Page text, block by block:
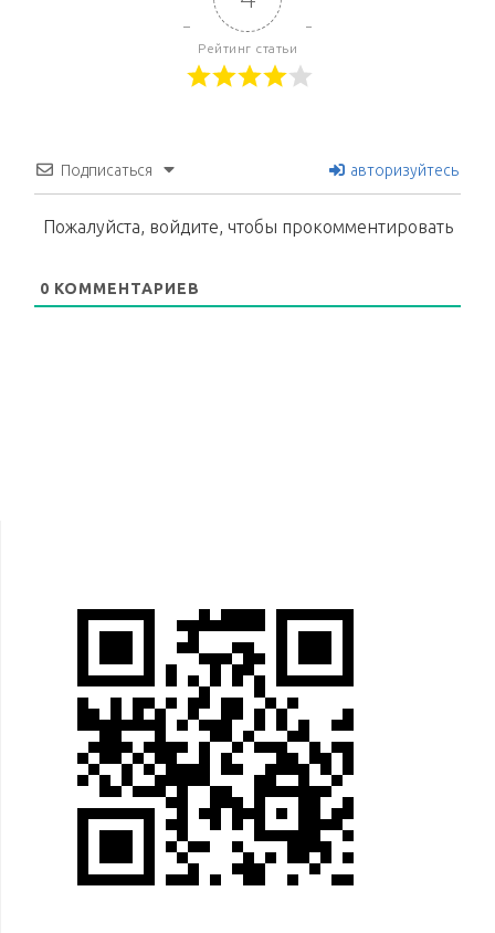
Рейтинг статьи
Подписаться авторизуйтесь
Пожалуйста, войдите, чтобы прокомментировать
0 КОММЕНТАРИЕВ